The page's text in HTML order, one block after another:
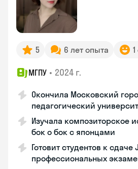
5 6 лет опыта
МГПУ • 2024 г.
Окончила Московский
педагогический
Изучала композиторское
бок о бок с японцами
Готовит студентов к сдаче
профессиональных